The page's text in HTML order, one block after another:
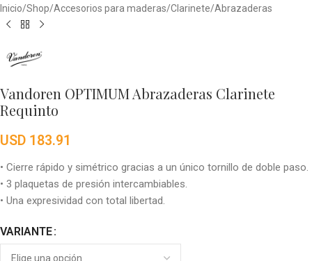
Inicio/Shop/Accesorios para maderas/Clarinete/Abrazaderas
Vandoren OPTIMUM Abrazaderas Clarinete
Requinto
USD 183.91
• Cierre rápido y simétrico gracias a un único tornillo de doble paso.
• 3 plaquetas de presión intercambiables.
• Una expresividad con total libertad.
VARIANTE